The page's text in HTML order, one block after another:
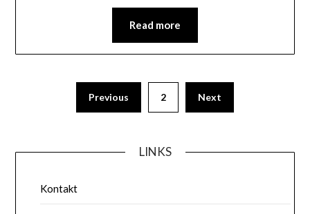
Read more
pagination
Previous 2 Next
LINKS
Kontakt